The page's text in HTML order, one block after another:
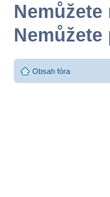
Nemůžete
Nemůžete
Obsah fóra